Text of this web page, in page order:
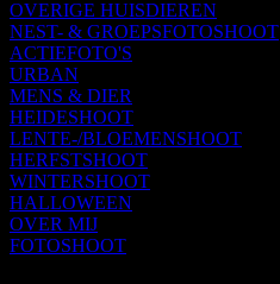
OVERIGE HUISDIEREN
NEST- & GROEPSFOTOSHOOT
ACTIEFOTO'S
URBAN
MENS & DIER
HEIDESHOOT
LENTE-/BLOEMENSHOOT
HERFSTSHOOT
WINTERSHOOT
HALLOWEEN
OVER MIJ
FOTOSHOOT